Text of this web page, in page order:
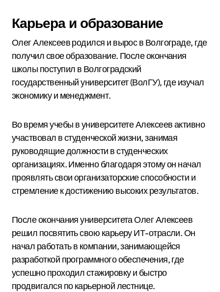
Карьера и образование
Олег Алексеев родился и вырос в Волгограде, где
получил свое образование. После окончания
школы поступил в Волгоградский
государственный университет (ВолГУ), где изучал
экономику и менеджмент.
Во время учебы в университете Алексеев активно
участвовал в студенческой жизни, занимая
руководящие должности в студенческих
организациях. Именно благодаря этому он начал
проявлять свои организаторские способности и
стремление к достижению высоких результатов.
После окончания университета Олег Алексеев
решил посвятить свою карьеру ИТ-отрасли. Он
начал работать в компании, занимающейся
разработкой программного обеспечения, где
успешно проходил стажировку и быстро
продвигался по карьерной лестнице.